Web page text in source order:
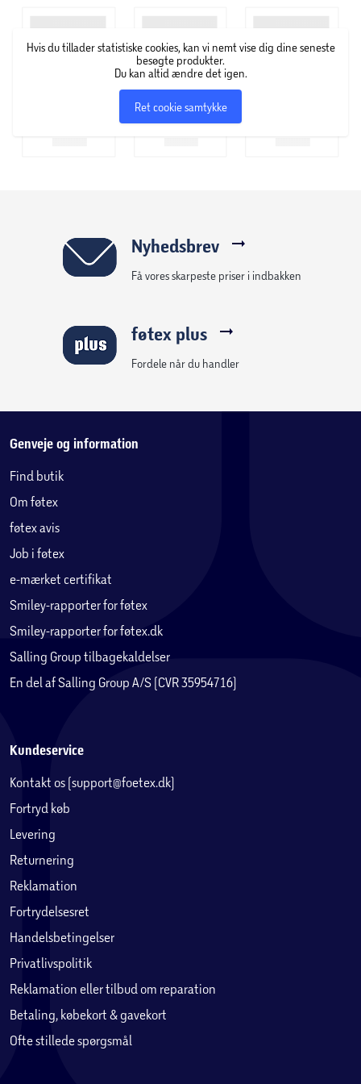
Hvis du tillader statistiske cookies, kan vi nemt vise dig dine seneste
besøgte produkter.
Du kan altid ændre det igen.
Ret cookie samtykke
Nyhedsbrev
Få vores skarpeste priser i indbakken
føtex plus
Fordele når du handler
Genveje og information
Find butik
Om føtex
føtex avis
Job i føtex
e-mærket certifikat
Smiley-rapporter for føtex
Smiley-rapporter for føtex.dk
Salling Group tilbagekaldelser
En del af Salling Group A/S (CVR 35954716)
Kundeservice
Kontakt os (support@foetex.dk)
Fortryd køb
Levering
Returnering
Reklamation
Fortrydelsesret
Handelsbetingelser
Privatlivspolitik
Reklamation eller tilbud om reparation
Betaling, købekort & gavekort
Ofte stillede spørgsmål